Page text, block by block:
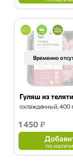
Временно
Гуляш из
охлажденный, 400
1 450 ₽
по